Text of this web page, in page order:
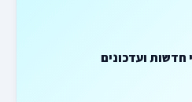
חדשות ועדכונים